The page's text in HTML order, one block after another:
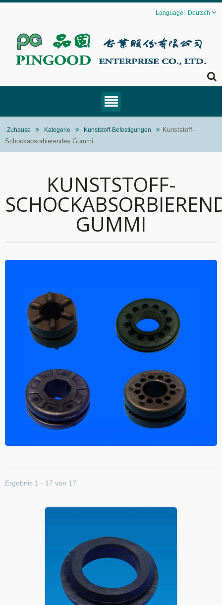
Deutsch
Zuhause Kategorie Kunststoff-Befestigungen
Kunststoff-
Schockabsorbierendes Gummi
KUNSTSTOFF-
GUMMI
Ergebnis 1 - 17 von 17